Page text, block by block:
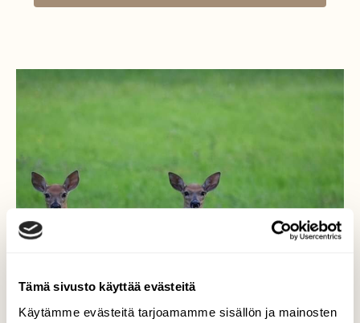
Tämä sivusto käyttää evästeitä
Käytämme evästeitä tarjoamamme sisällön ja mainosten